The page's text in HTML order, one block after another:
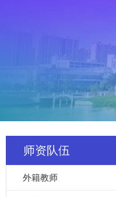
师资队伍
外籍教师